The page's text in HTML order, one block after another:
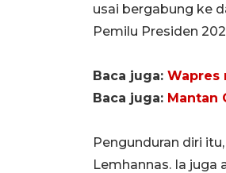
usai bergabung ke
Pemilu Presiden
Baca juga: Wapres
Baca juga: Mantan
Pengunduran diri
Lemhannas. Ia juga